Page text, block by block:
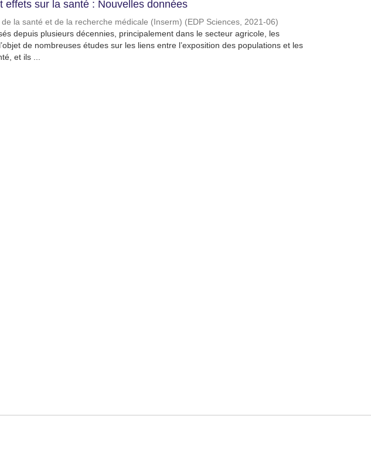
effets sur la santé : Nouvelles données
de la santé et de la recherche médicale (Inserm) (EDP Sciences, 2021-06)
depuis plusieurs décennies, principalement dans le secteur agricole, les
de nombreuses études sur les liens entre l’exposition des populations et les
et ils ...